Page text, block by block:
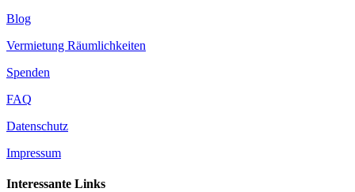
Blog
Vermietung Räumlichkeiten
Spenden
FAQ
Datenschutz
Impressum
Interessante Links